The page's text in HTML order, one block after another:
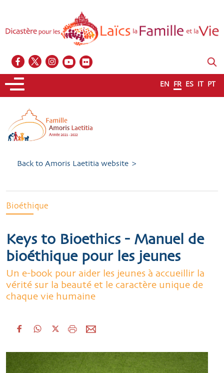
EN FR ES IT PT
Back to Amoris Laetitia website >
Bioéthique
Keys to Bioethics - Manuel de
bioéthique pour les jeunes
Un e-book pour aider les jeunes à accueillir la
vérité sur la beauté et le caractère unique de
chaque vie humaine